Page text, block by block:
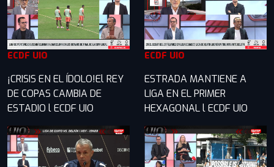
ECDF UIO
¡CRISIS EN EL ÍDOLO!El REY
DE COPAS CAMBIA DE
ESTADIO l ECDF UIO
ECDF UIO
ESTRADA MANTIENE A
LIGA EN EL PRIMER
HEXAGONAL l ECDF UIO